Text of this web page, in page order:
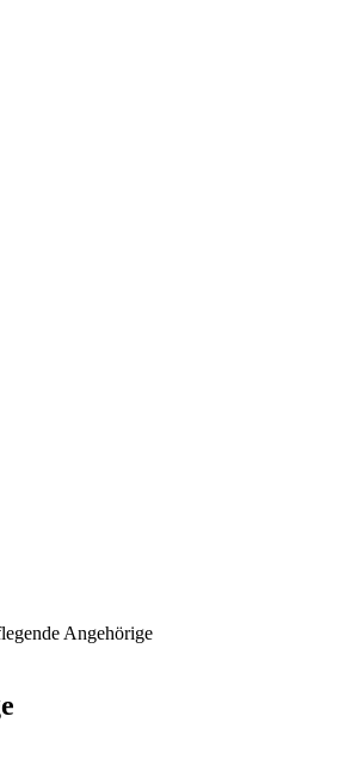
Angehörige